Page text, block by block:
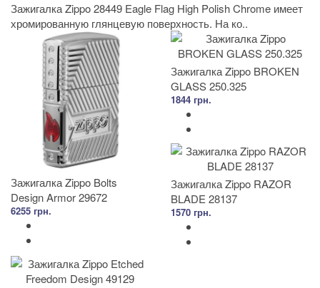
Зажигалка Zippo 28449 Eagle Flag High Polish Chrome имеет
хромированную глянцевую поверхность. На ко..
Зажигалка Zippo Bolts
Design Armor 29672
6255 грн.
Зажигалка Zippo BROKEN
GLASS 250.325
1844 грн.
Зажигалка Zippo RAZOR
BLADE 28137
1570 грн.